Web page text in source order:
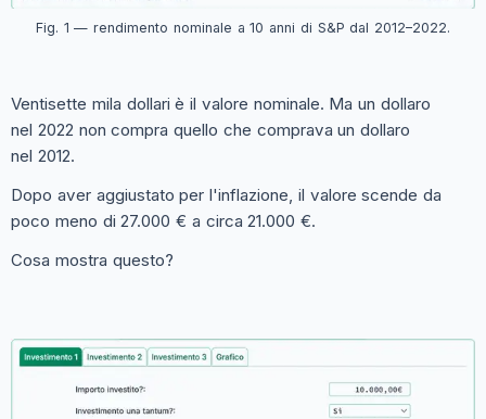
Fig. 1 — rendimento nominale a 10 anni di S&P dal 2012–2022.
Ventisette mila dollari è il valore nominale. Ma un dollaro
nel 2022 non compra quello che comprava un dollaro
nel 2012.
Dopo aver aggiustato per l'inflazione, il valore scende da
poco meno di 27.000 € a circa 21.000 €.
Cosa mostra questo?